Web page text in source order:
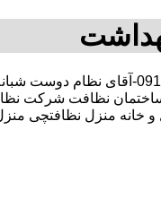
30 در صد تخفیف بیمه رایگان
نظافت شرکت
و خانه منزل نظافتچی